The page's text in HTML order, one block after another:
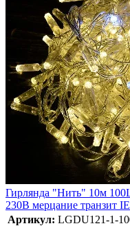
Гирлянда "Нить" 10м
230В мерцание транзит
Артикул: LGDU121-1-